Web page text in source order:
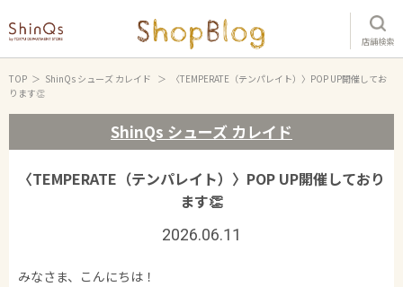
店舗検索
TOP ShinQs シューズ カレイド
〈TEMPERATE（テンパレイト）〉POP UP開催してお
ります👏
ShinQs シューズ カレイド
〈TEMPERATE（テンパレイト）〉POP UP開催しており
ます👏
2026.06.11
みなさま、こんにちは！